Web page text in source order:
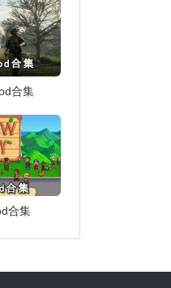
合集
合集